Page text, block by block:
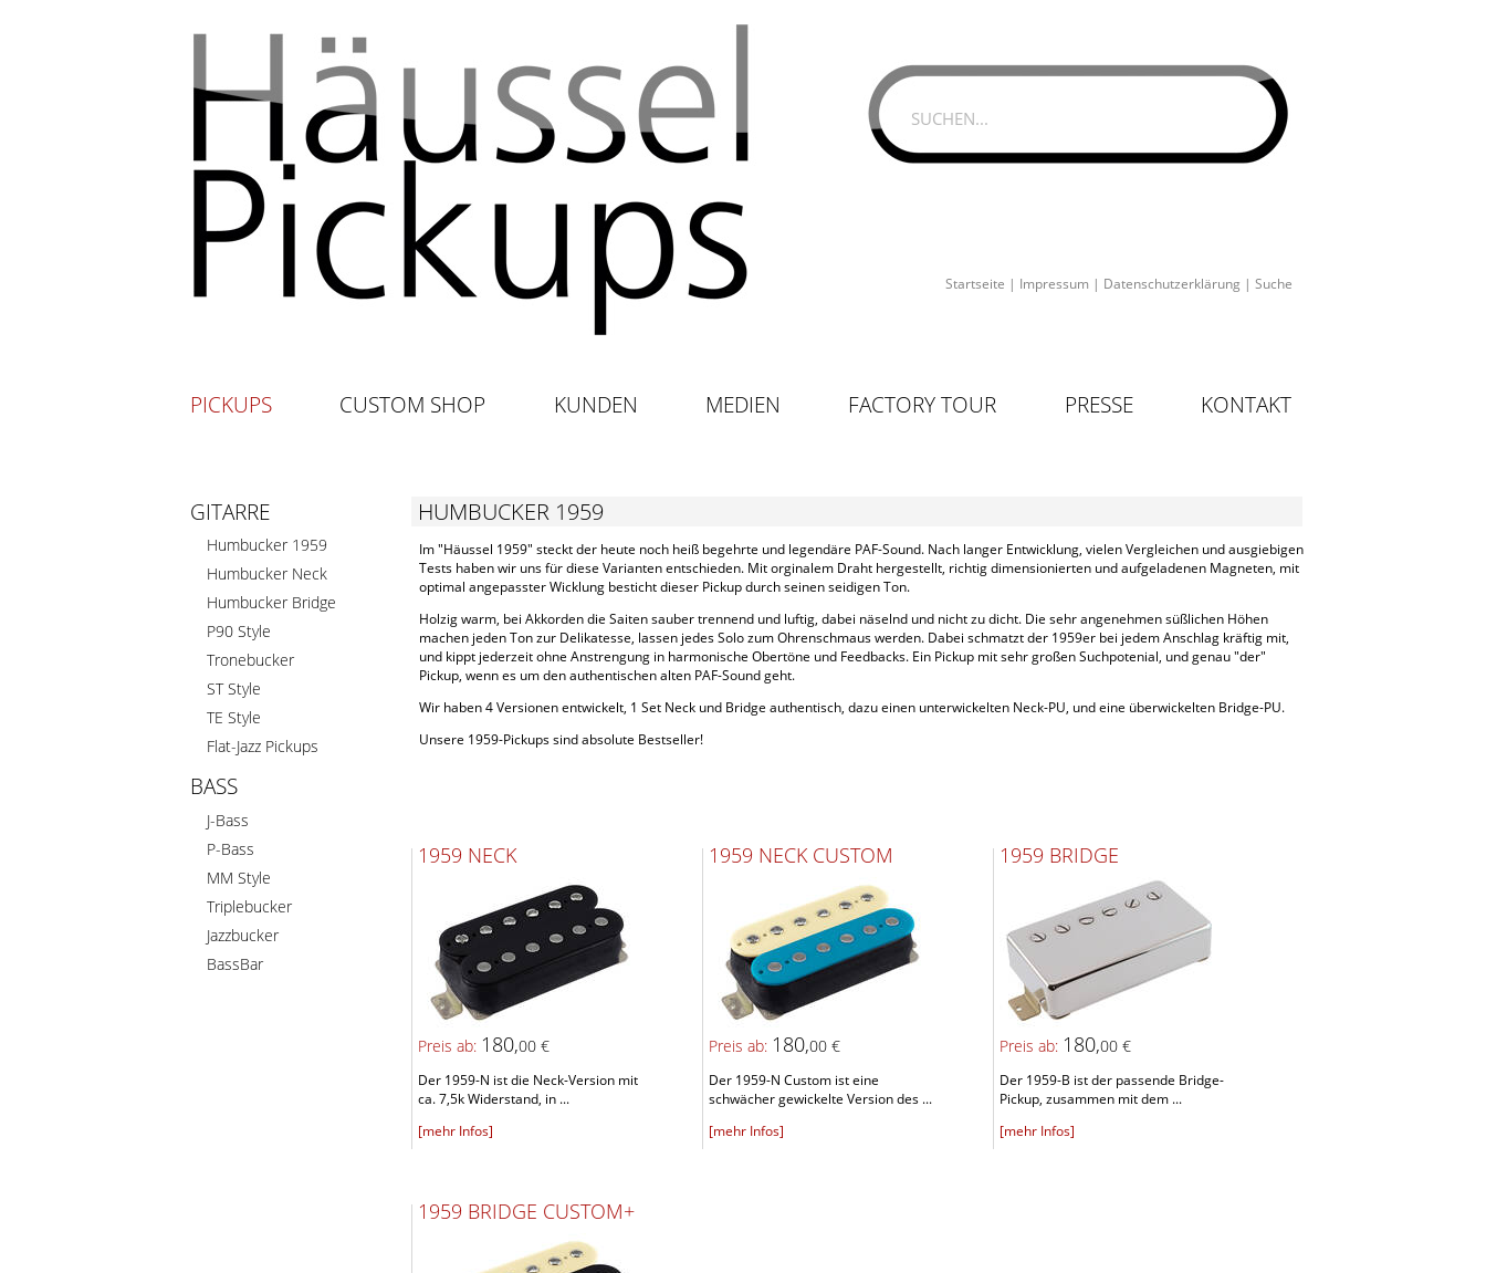
Startseite | Impressum | Datenschutzerklärung | Suche
PICKUPS CUSTOM SHOP KUNDEN MEDIEN FACTORY TOUR PRESSE KONTAKT
GITARRE
Humbucker 1959
Humbucker Neck
Humbucker Bridge
P90 Style
Tronebucker
ST Style
TE Style
Flat-Jazz Pickups
BASS
J-Bass
P-Bass
MM Style
Triplebucker
Jazzbucker
BassBar
HUMBUCKER 1959
Im "Häussel 1959" steckt der heute noch heiß begehrte und legendäre PAF-Sound. Nach langer Entwicklung, vielen Vergleichen und ausgiebigen
Tests haben wir uns für diese Varianten entschieden. Mit orginalem Draht hergestellt, richtig dimensionierten und aufgeladenen Magneten, mit
optimal angepasster Wicklung besticht dieser Pickup durch seinen seidigen Ton.
Holzig warm, bei Akkorden die Saiten sauber trennend und luftig, dabei näselnd und nicht zu dicht. Die sehr angenehmen süßlichen Höhen
machen jeden Ton zur Delikatesse, lassen jedes Solo zum Ohrenschmaus werden. Dabei schmatzt der 1959er bei jedem Anschlag kräftig mit,
und kippt jederzeit ohne Anstrengung in harmonische Obertöne und Feedbacks. Ein Pickup mit sehr großen Suchpotenial, und genau "der"
Pickup, wenn es um den authentischen alten PAF-Sound geht.
Wir haben 4 Versionen entwickelt, 1 Set Neck und Bridge authentisch, dazu einen unterwickelten Neck-PU, und eine überwickelten Bridge-PU.
Unsere 1959-Pickups sind absolute Bestseller!
1959 NECK
Preis ab: 180,00 €
Der 1959-N ist die Neck-Version mit
ca. 7,5k Widerstand, in ...
[mehr Infos]
1959 NECK CUSTOM
Preis ab: 180,00 €
Der 1959-N Custom ist eine
schwächer gewickelte Version des ...
[mehr Infos]
1959 BRIDGE
Preis ab: 180,00 €
Der 1959-B ist der passende Bridge-
Pickup, zusammen mit dem ...
[mehr Infos]
1959 BRIDGE CUSTOM+